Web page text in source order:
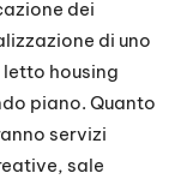
dei
di uno
housing
piano. Quanto
servizi
sale